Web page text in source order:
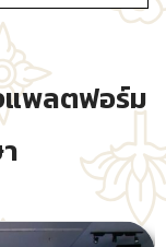
แพลตฟอร์ม